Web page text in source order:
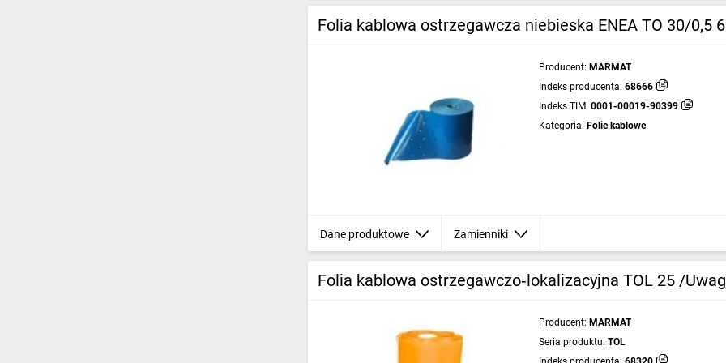
Folia kablowa ostrzegawcza niebieska ENEA TO 30/0,5
Producent: MARMAT
Indeks producenta: 68666
Indeks TIM: 0001-00019-90399
Kategoria: Folie kablowe
Dane produktowe Zamienniki
Folia kablowa ostrzegawczo‑lokalizacyjna TOL 25 /
Producent: MARMAT
Seria produktu: TOL